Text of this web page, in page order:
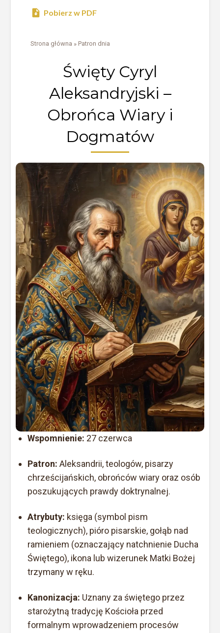
Pobierz w PDF
Strona główna »Patron dnia
Święty Cyryl
Aleksandryjski –
Obrońca Wiary i
Dogmatów
Wspomnienie: 27 czerwca
Patron: Aleksandrii, teologów, pisarzy
chrześcijańskich, obrońców wiary oraz osób
poszukujących prawdy doktrynalnej.
Atrybuty: księga (symbol pism
teologicznych), pióro pisarskie, gołąb nad
ramieniem (oznaczający natchnienie Ducha
Świętego), ikona lub wizerunek Matki Bożej
trzymany w ręku.
Kanonizacja: Uznany za świętego przez
starożytną tradycję Kościoła przed
formalnym wprowadzeniem procesów